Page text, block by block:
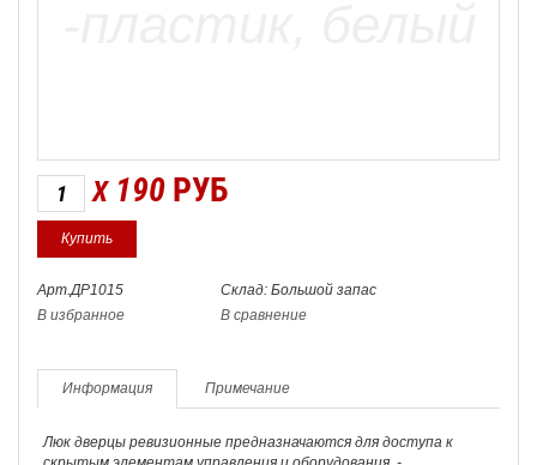
X 190 РУБ
Арт.ДР1015
Склад: Большой запас
В избранное
В сравнение
Информация Примечание
Люк дверцы ревизионные предназначаются для доступа к